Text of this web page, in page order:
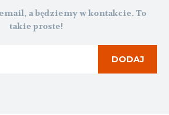
a będziemy w kontakcie. To
takie proste!
DODAJ